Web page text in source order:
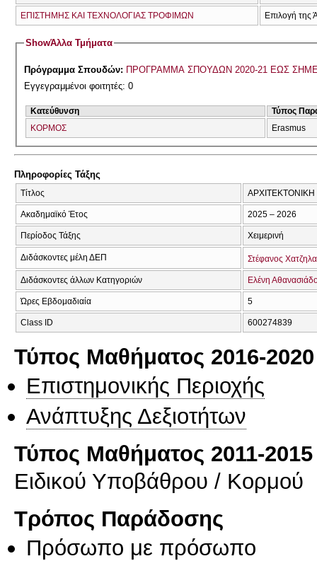
ΕΠΙΣΤΗΜΗΣ ΚΑΙ ΤΕΧΝΟΛΟΓΙΑΣ ΤΡΟΦΙΜΩΝ Επιλογή της
ShowΆλλα Τμήματα
Πρόγραμμα Σπουδών: ΠΡΟΓΡΑΜΜΑ ΣΠΟΥΔΩΝ 2020-21 ΕΩΣ
Εγγεγραμμένοι φοιτητές: 0
Κατεύθυνση
Τύπος
ΚΟΡΜΟΣ
Erasmus
Πληροφορίες Τάξης
Τίτλος
Ακαδημαϊκό Έτος 2025 – 2026
Περίοδος Τάξης Χειμερινή
Διδάσκοντες μέλη ΔΕΠ Στέφανος
Διδάσκοντες άλλων Κατηγοριών Ελένη
Ώρες Εβδομαδιαία 5
Class ID 600274839
Τύπος Μαθήματος 2016-2020
Επιστημονικής Περιοχής
Ανάπτυξης Δεξιοτήτων
Τύπος Μαθήματος 2011-2015
Ειδικού Υποβάθρου / Κορμού
Τρόπος Παράδοσης
Πρόσωπο με πρόσωπο